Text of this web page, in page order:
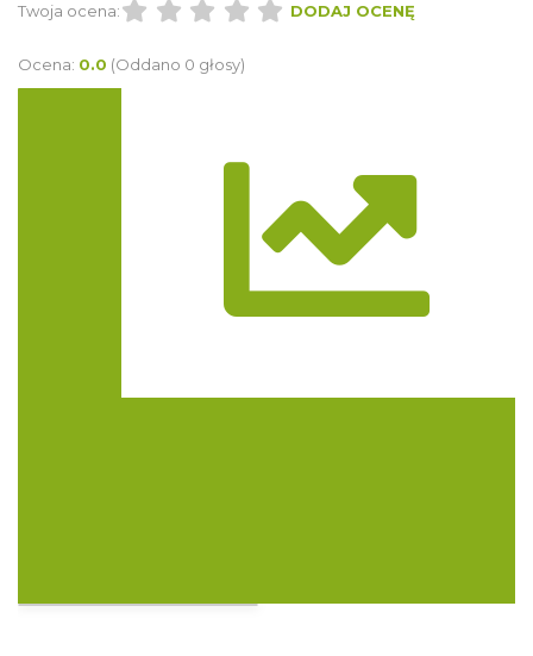
Twoja ocena: DODAJ OCENĘ
Ocena: 0.0 (Oddano 0 głosy)
Trasa